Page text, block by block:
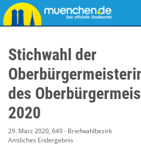
Stichwahl der
des
2020
29. März 2020, 649 - Briefwahlbezirk
Amtliches Endergebnis